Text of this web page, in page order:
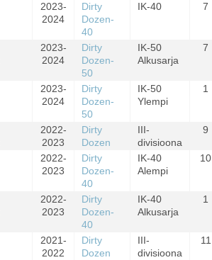
2023-
2024
Dirty
Dozen-
40
IK-40 7
2023-
2024
Dirty
Dozen-
50
IK-50
Alkusarja
7
2023-
2024
Dirty
Dozen-
50
IK-50
Ylempi
1
2022-
2023
Dirty
Dozen
III-
divisioona
9
2022-
2023
Dirty
Dozen-
40
IK-40
Alempi
10
2022-
2023
Dirty
Dozen-
40
IK-40
Alkusarja
1
2021-
2022
Dirty
Dozen
III-
divisioona
11